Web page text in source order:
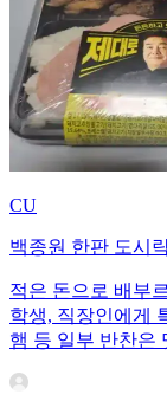
CU
백종원 한판 도시
적은 돈으로 배부
학생, 직장인에게
햄 등 일부 반찬은